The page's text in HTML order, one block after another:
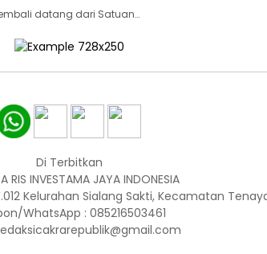
datang dari Satuan…
Di Terbitkan
RIS INVESTAMA JAYA INDONESIA
Kelurahan Sialang Sakti, Kecamatan
WhatsApp : 085216503461